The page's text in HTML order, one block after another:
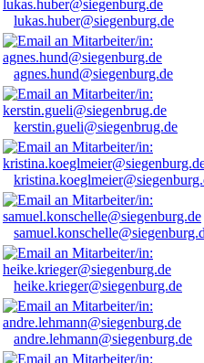
lukas.huber@siegenburg.de
agnes.hund@siegenburg.de
kerstin.gueli@siegenbrug.de
heike.krieger@siegenburg.de
andre.lehmann@siegenburg.de